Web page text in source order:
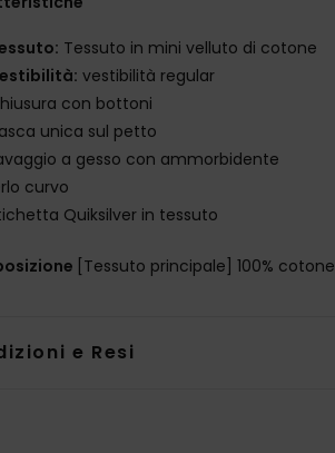
Tessuto in mini velluto di cotone
vestibilità regular
con bottoni
unica sul petto
a gesso con ammorbidente
curvo
Quiksilver in tessuto
[Tessuto principale] 100% cotone
e Resi